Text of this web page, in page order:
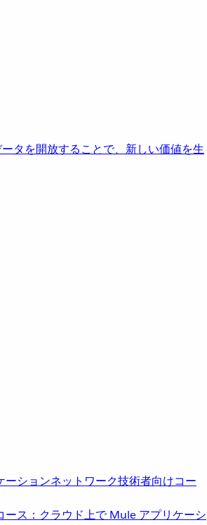
タを開放することで、新しい価値を生
ーションネットワーク技術者向けコー
ース：クラウド上で Mule アプリケーシ